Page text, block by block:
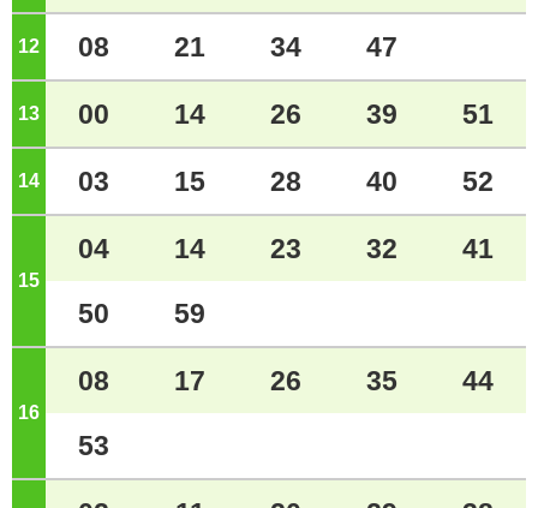
12 08 21 34 47
13 00 14 26 39 51
14 03 15 28 40 52
15 ジ
04 14 23 32 41
50 59
16 ジ
08 17 26 35 44
53